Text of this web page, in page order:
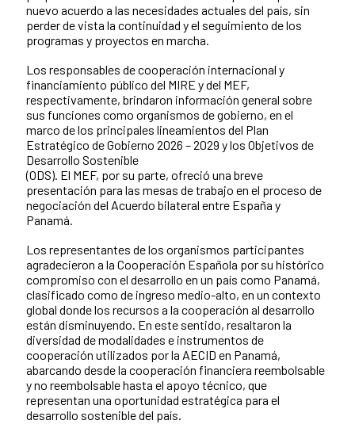
nuevo acuerdo a las necesidades actuales del país, sin
perder de vista la continuidad y el seguimiento de los
programas y proyectos en marcha.
Los responsables de cooperación internacional y
financiamiento público del MIRE y del MEF,
respectivamente, brindaron información general sobre
sus funciones como organismos de gobierno, en el
marco de los principales lineamientos del Plan
Estratégico de Gobierno 2026 – 2029 y los Objetivos de
Desarrollo Sostenible
(ODS). El MEF, por su parte, ofreció una breve
presentación para las mesas de trabajo en el proceso de
negociación del Acuerdo bilateral entre España y
Panamá.
Los representantes de los organismos participantes
agradecieron a la Cooperación Española por su histórico
compromiso con el desarrollo en un país como Panamá,
clasificado como de ingreso medio-alto, en un contexto
global donde los recursos a la cooperación al desarrollo
están disminuyendo. En este sentido, resaltaron la
diversidad de modalidades e instrumentos de
cooperación utilizados por la AECID en Panamá,
abarcando desde la cooperación financiera reembolsable
y no reembolsable hasta el apoyo técnico, que
representan una oportunidad estratégica para el
desarrollo sostenible del país.